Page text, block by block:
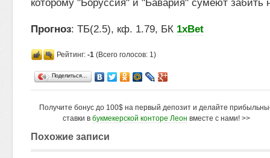
которому "Боруссия" и "Бавария" сумеют забить
Прогноз: ТБ(2.5), кф. 1.79, БК 1xBet
Рейтинг: -1 (Всего голосов: 1)
Поделиться…
Получите бонус до 100$ на первый депозит и делайте
ставки в букмекерской конторе Леон вместе с нами! >>
Похожие записи